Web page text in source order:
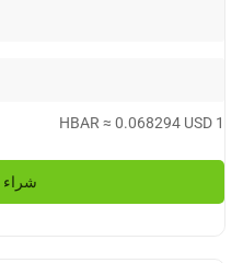
1
HBAR ≈ 0.068294 USD
شراء